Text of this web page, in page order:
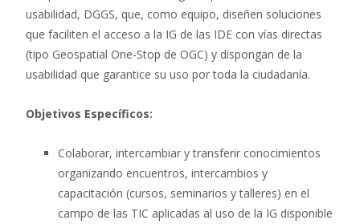
usabilidad, DGGS, que, como equipo, diseñen soluciones
que faciliten el acceso a la IG de las IDE con vías directas
(tipo Geospatial One-Stop de OGC) y dispongan de la
usabilidad que garantice su uso por toda la ciudadanía.
Objetivos Específicos:
Colaborar, intercambiar y transferir conocimientos
organizando encuentros, intercambios y
capacitación (cursos, seminarios y talleres) en el
campo de las TIC aplicadas al uso de la IG disponible